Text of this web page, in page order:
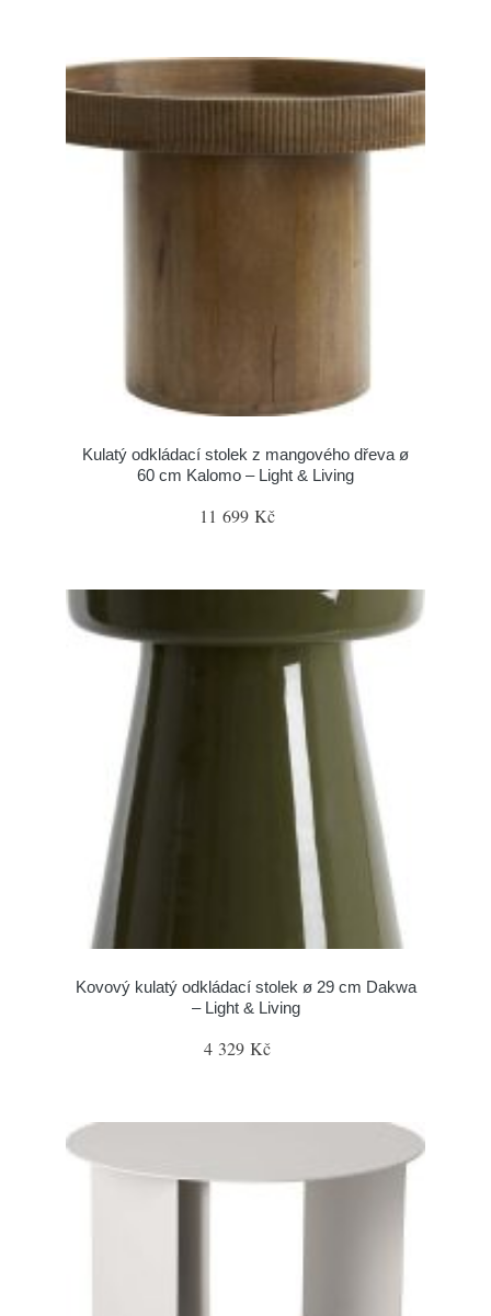
Kulatý odkládací stolek z mangového dřeva ø
60 cm Kalomo – Light & Living
11 699 Kč
Kovový kulatý odkládací stolek ø 29 cm Dakwa
– Light & Living
4 329 Kč